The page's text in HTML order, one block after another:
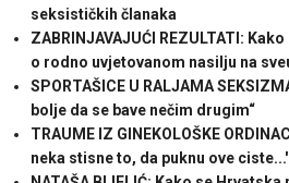
seksističkih članaka
ZABRINJAVAJUĆI REZULTATI:
o rodno uvjetovanom nasilju na
SPORTAŠICE U RALJAMA
bolje da se bave nečim drugim“
TRAUME IZ GINEKOLOŠKE
neka stisne to, da puknu ove ciste...'